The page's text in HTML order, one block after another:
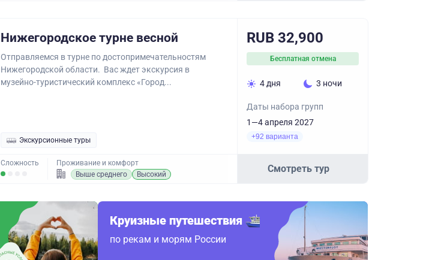
Нижегородское турне весной
Отправляемся в турне по достопримечательностям
Нижегородской области. Вас ждет экскурсия в
музейно-туристический комплекс «Город...
Экскурсионные туры
Сложность
Проживание и комфорт
Выше среднего
Высокий
RUB 32,900
Бесплатная отмена
4 дня 3 ночи
Даты набора групп
1—4 апреля 2027
+92 варианта
Смотреть тур
Круизные путешествия
по рекам и морям России